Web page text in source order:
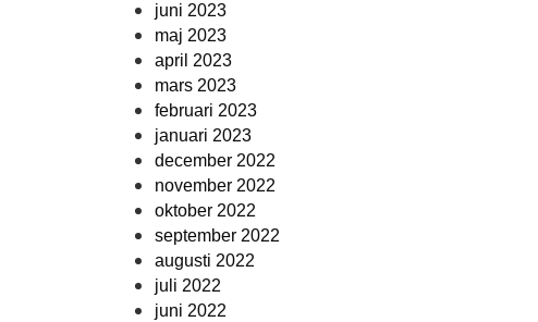
juni 2023
maj 2023
april 2023
mars 2023
februari 2023
januari 2023
december 2022
november 2022
oktober 2022
september 2022
augusti 2022
juli 2022
juni 2022